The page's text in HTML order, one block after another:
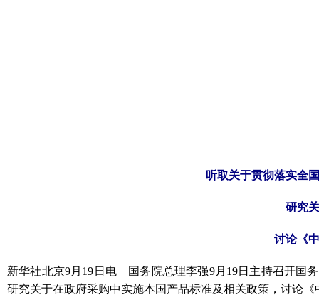
听取关于贯彻落实全
研究
讨论《
新华社北京9月19日电 国务院总理李强9月19日主持召开国
研究关于在政府采购中实施本国产品标准及相关政策，讨论